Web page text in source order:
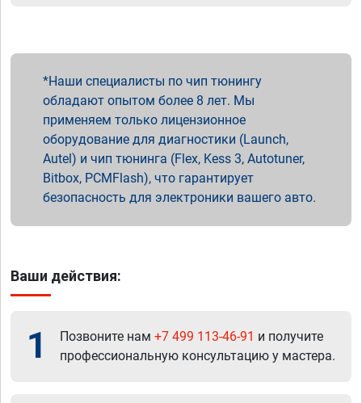
Наши специалисты по чип тюнингу
обладают опытом более 8 лет. Мы
применяем только лицензионное
оборудование для диагностики (Launch,
Autel) и чип тюнинга (Flex, Kess 3, Autotuner,
Bitbox, PCMFlash), что гарантирует
безопасность для электроники вашего авто.
Ваши действия:
1 Позвоните нам +7 499 113-46-91 и получите
профессиональную консультацию у мастера.